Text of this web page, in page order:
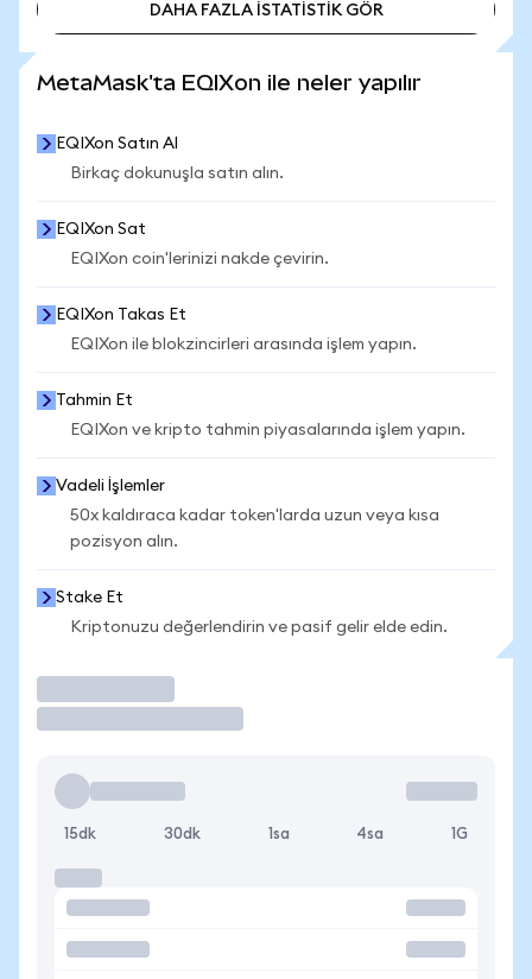
DAHA FAZLA İSTATİSTİK GÖR
MetaMask'ta EQIXon ile neler yapılır
EQIXon Satın Al
Birkaç dokunuşla satın alın.
EQIXon Sat
EQIXon coin'lerinizi nakde çevirin.
EQIXon Takas Et
EQIXon ile blokzincirleri arasında işlem yapın.
Tahmin Et
EQIXon ve kripto tahmin piyasalarında işlem yapın.
Vadeli İşlemler
50x kaldıraca kadar token'larda uzun veya kısa
pozisyon alın.
Stake Et
Kriptonuzu değerlendirin ve pasif gelir elde edin.
15dk 30dk 1sa 4sa 1G